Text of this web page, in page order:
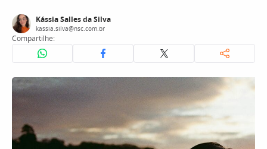
Kássia Salles da Silva
kassia.silva@nsc.com.br
Compartilhe: